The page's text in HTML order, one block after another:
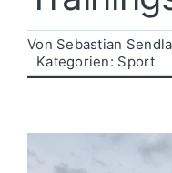
Wirtschaft
Von Sebastian
Kategorien: Sport